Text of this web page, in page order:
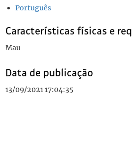
Português
Características físicas e
Mau
Data de publicação
13/09/2021 17:04:35